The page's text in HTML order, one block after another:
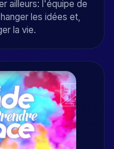
ailleurs: l'équipe de
les idées et,
la vie.